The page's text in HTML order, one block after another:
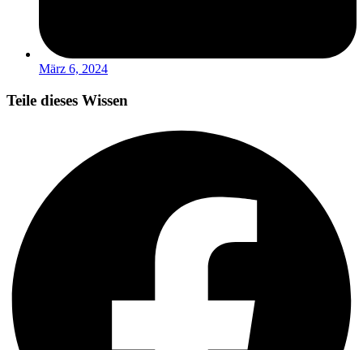
März 6, 2024
Teile dieses Wissen